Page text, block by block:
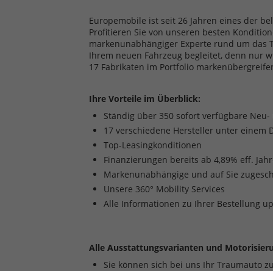
Europemobile ist seit 26 Jahren eines der
Profitieren Sie von unseren besten
markenunabhängiger Experte rund um das
Ihrem neuen Fahrzeug begleitet, denn nur
17 Fabrikaten im Portfolio
Ihre Vorteile im Überblick:
Ständig über 350 sofort verfügbare
17 verschiedene Hersteller unter einem
Top-Leasingkonditionen
Finanzierungen bereits ab 4,89% eff.
Markenunabhängige und auf Sie
Unsere 360° Mobility Services
Alle Informationen zu Ihrer Bestellung
Alle Ausstattungsvarianten und
Sie können sich bei uns Ihr Traumauto